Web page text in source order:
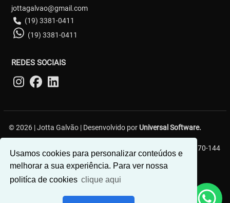
Usamos cookies para personalizar conteúdos e
melhorar a sua experiência. Para ver nossa
politíca de cookies clique aqui
jottagalvao@gmail.com
(19) 3381-0411
(19) 3381-0411
REDES SOCIAIS
© 2026 | Jotta Galvão | Desenvolvido por Universal Software.
R. Carlos Gerin, 161 - Jardim Chapadão, Campinas - SP, 13070-144